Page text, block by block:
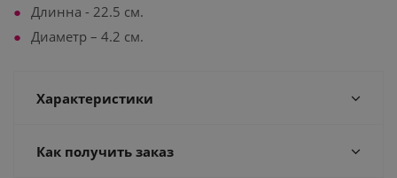
Длинна - 22.5 см.
Диаметр – 4.2 см.
Характеристики
Как получить заказ